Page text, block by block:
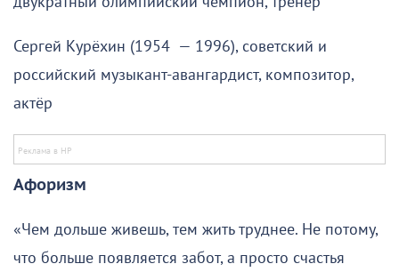
Сергей Курёхин (1954 — 1996), советский и
российский музыкант-авангардист, композитор,
актёр
Афоризм
«Чем дольше живешь, тем жить труднее. Не потому,
что больше появляется забот, а просто счастья